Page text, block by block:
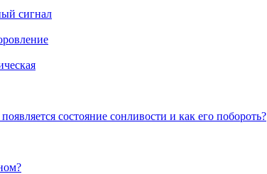
сигнал
состояние сонливости и как его побороть?